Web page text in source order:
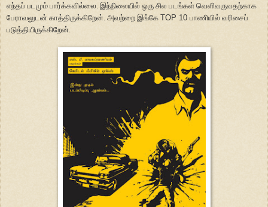
எந்தப் படமும் பார்க்கவில்லை. இந்நிலையில் ஒரு சில படங்கள் வெளிவருவதற்காக
பேராவலுடன் காத்திருக்கிறேன். அவற்றை இங்கே TOP 10 பாணியில் வரிசைப்
படுத்தியிருக்கிறேன்.